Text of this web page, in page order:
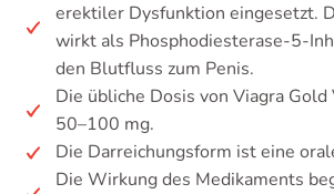
erektiler Dysfunktion eingesetzt.
wirkt als Phosphodiesterase-5-
den Blutfluss zum Penis.
Die übliche Dosis von Viagra
50–100 mg.
Die Darreichungsform ist eine
Die Wirkung des Medikaments